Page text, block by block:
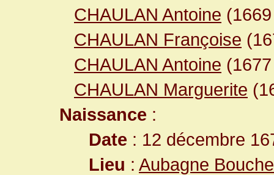
CHAULAN Antoine
CHAULAN Françoise
CHAULAN Antoine
CHAULAN Marguerite
Naissance :
Date : 12 décembre
Lieu : Aubagne